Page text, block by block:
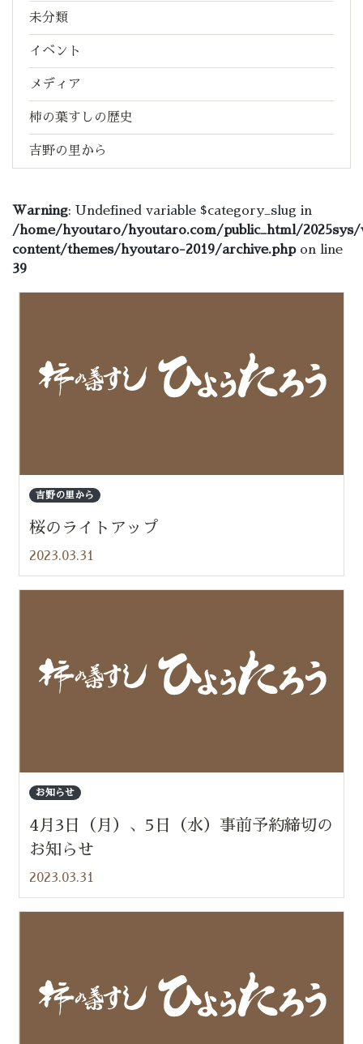
未分類
イベント
メディア
柿の葉すしの歴史
吉野の里から
Warning: Undefined variable $category_slug in
/home/hyoutaro/hyoutaro.com/public_html/2025sys/
content/themes/hyoutaro-2019/archive.phpon line
39
吉野の里から
桜のライトアップ
2023.03.31
お知らせ
4月3日（月）、5日（水）事前予約締切の
お知らせ
2023.03.31